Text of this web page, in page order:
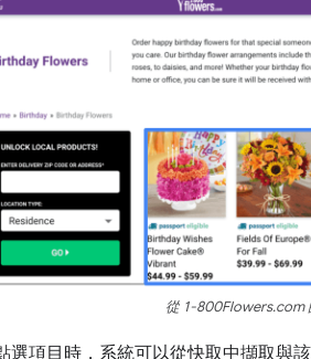
從 1-800Flowers.com
選項目時，系統可以從快取中擷取與